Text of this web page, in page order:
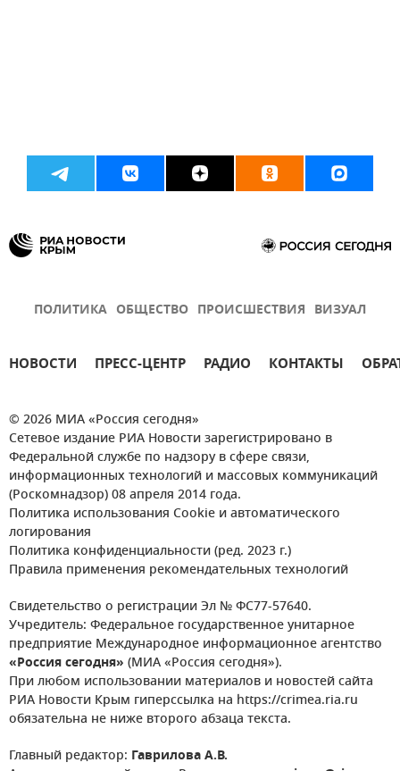
ПОЛИТИКА ОБЩЕСТВО ПРОИСШЕСТВИЯ ВИЗУАЛ
НОВОСТИ ПРЕСС-ЦЕНТР РАДИО КОНТАКТЫ
© 2026 МИА «Россия сегодня»
Сетевое издание РИА Новости зарегистрировано в
Федеральной службе по надзору в сфере связи,
информационных технологий и массовых коммуникаций
(Роскомнадзор) 08 апреля 2014 года.
Политика использования Cookie и автоматического
логирования
Политика конфиденциальности (ред. 2023 г.)
Правила применения рекомендательных технологий
Свидетельство о регистрации Эл № ФС77-57640.
Учредитель: Федеральное государственное унитарное
предприятие Международное информационное агентство
«Россия сегодня» (МИА «Россия сегодня»).
При любом использовании материалов и новостей сайта
РИА Новости Крым гиперссылка на https://crimea.ria.ru
обязательна не ниже второго абзаца текста.
Главный редактор: Гаврилова А.В.